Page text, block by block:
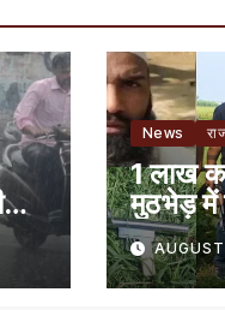
News
1 लाख
मुठभेड़ में